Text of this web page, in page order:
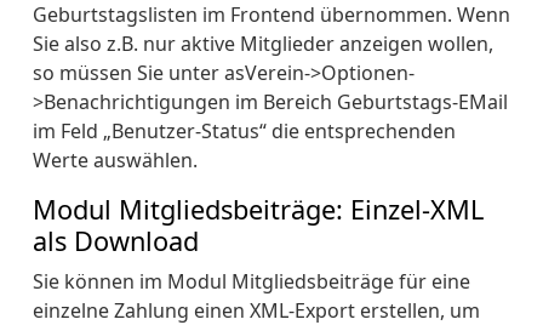
Geburtstagslisten im Frontend übernommen. Wenn
Sie also z.B. nur aktive Mitglieder anzeigen wollen,
so müssen Sie unter asVerein->Optionen-
>Benachrichtigungen im Bereich Geburtstags-EMail
im Feld „Benutzer-Status“ die entsprechenden
Werte auswählen.
Modul Mitgliedsbeiträge: Einzel-XML
als Download
Sie können im Modul Mitgliedsbeiträge für eine
einzelne Zahlung einen XML-Export erstellen, um